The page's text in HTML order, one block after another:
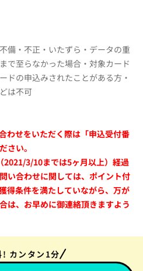
備・不正・いたずら・データの重
で至らなかった場合・対象カード
ドの申込みされたことがある方・
は不可
わせをいただく際は「申込受付番
さい。
3/10までは5ヶ月以上）経過
い合わせに関しては、ポイント付
得条件を満たしていながら、万が
は、お早めに御連絡頂きますよう
! カンタン1分